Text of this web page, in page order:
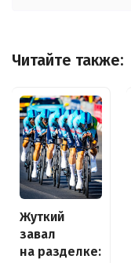
Читайте также:
Жуткий
завал
на разделке: